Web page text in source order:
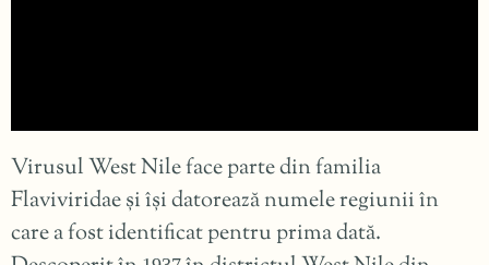
Virusul West Nile face parte din familia
Flaviviridae și își datorează numele regiunii în
care a fost identificat pentru prima dată.